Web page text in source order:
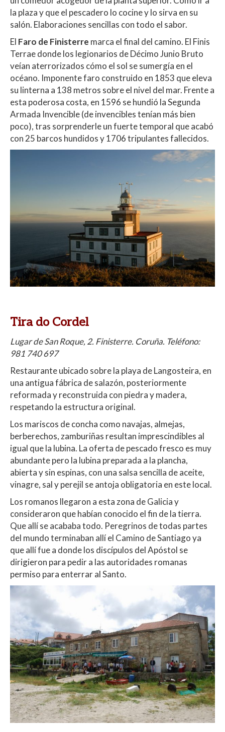
la plaza y que el pescadero lo cocine y lo sirva en su
salón. Elaboraciones sencillas con todo el sabor.
El Faro de Finisterre marca el final del camino. El Finis
Terrae donde los legionarios de Décimo Junio Bruto
veían aterrorizados cómo el sol se sumergía en el
océano. Imponente faro construido en 1853 que eleva
su linterna a 138 metros sobre el nivel del mar. Frente a
esta poderosa costa, en 1596 se hundió la Segunda
Armada Invencible (de invencibles tenían más bien
poco), tras sorprenderle un fuerte temporal que acabó
con 25 barcos hundidos y 1706 tripulantes fallecidos.
Tira do Cordel
Lugar de San Roque, 2. Finisterre. Coruña. Teléfono:
981 740 697
Restaurante ubicado sobre la playa de Langosteira, en
una antigua fábrica de salazón, posteriormente
reformada y reconstruida con piedra y madera,
respetando la estructura original.
Los mariscos de concha como navajas, almejas,
berberechos, zamburiñas resultan imprescindibles al
igual que la lubina. La oferta de pescado fresco es muy
abundante pero la lubina preparada a la plancha,
abierta y sin espinas, con una salsa sencilla de aceite,
vinagre, sal y perejil se antoja obligatoria en este local.
Los romanos llegaron a esta zona de Galicia y
consideraron que habían conocido el fin de la tierra.
Que allí se acababa todo. Peregrinos de todas partes
del mundo terminaban allí el Camino de Santiago ya
que allí fue a donde los discípulos del Apóstol se
dirigieron para pedir a las autoridades romanas
permiso para enterrar al Santo.